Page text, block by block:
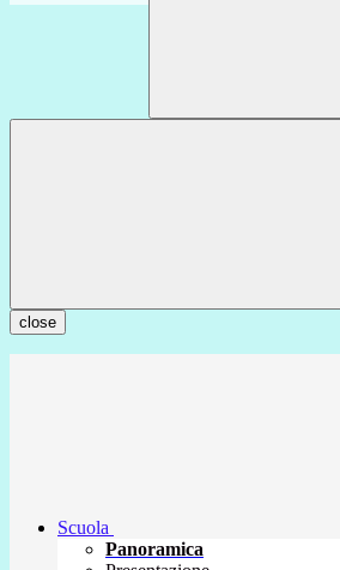
close
Scuola
Panoramica